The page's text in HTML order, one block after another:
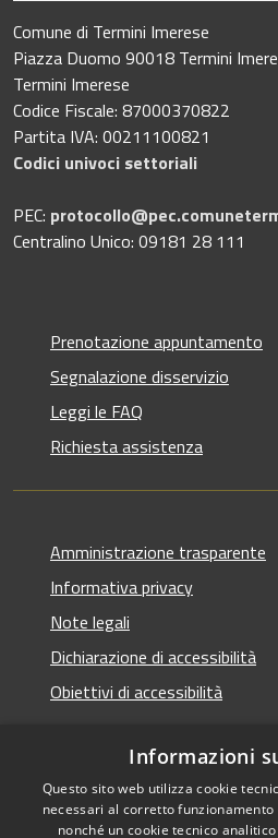
Comune di Termini Imerese
Piazza Duomo 90018 Termini
Termini Imerese
Codice Fiscale: 87000370822
Partita IVA: 00211100821
Codici univoci settoriali
PEC:
Centralino Unico: 09181 28 111
Prenotazione appuntamento
Segnalazione disservizio
Leggi le FAQ
Richiesta assistenza
Amministrazione trasparente
Informativa privacy
Note legali
Dichiarazione di accessibilità
Obiettivi di accessibilità
RSS
Accessibilità
Informazioni
Questo sito web utilizza cookie
necessari al corretto
nonché un cookie tecnico